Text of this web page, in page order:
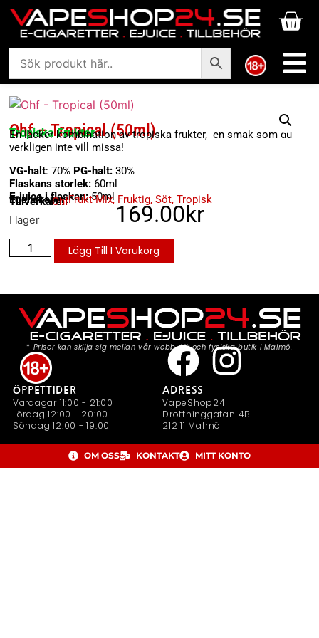
Ohf – Tropical (50ml)
Tropiska Frukter
En läcker kombination av tropiska frukter, en smak som du
verkligen inte vill missa!
VG-halt: 70% PG-halt: 30%
Flaskans storlek: 60ml
E-juice i flaskan:50ml
Egenskaper:Frukt-Mix, Fruktig,Söt,Tropisk
Tillverkare:
Ohf 169.00kr
I lager
Lägg Till I Varukorg
* Priser kan skilja sig mellan vår webbutik och fysiska butik i Malmö.
ÖPPETTIDER
Vardagar 11:00 - 21:00
Lördag 12:00 - 20:00
Söndag 12:00 - 19:00
ADRESS
VapeShop24
Drottninggatan 4B
212 11 Malmö
OM OSS KONTAKT MITT KONTO